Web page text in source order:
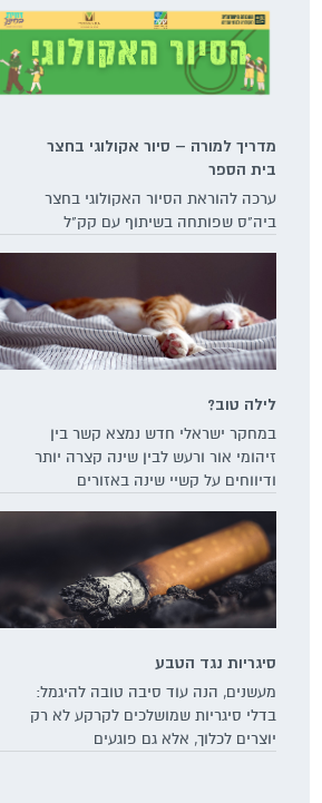
מדריך למורה – סיור אקולוגי בחצר
בית הספר
ערכה להוראת הסיור האקולוגי בחצר
ביה"ס שפותחה בשיתוף עם קק"ל
לילה טוב?
במחקר ישראלי חדש נמצא קשר בין
זיהומי אור ורעש לבין שינה קצרה יותר
ודיווחים על קשיי שינה באזורים
שכולנו נוכל לישון טוב יותר?
סיגריות נגד הטבע
מעשנים, הנה עוד סיבה טובה להיגמל:
בדלי סיגריות שמושלכים לקרקע לא רק
יוצרים לכלוך, אלא גם פוגעים